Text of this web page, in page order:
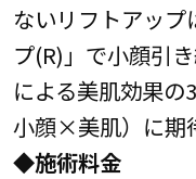
ないリフトアップ
プ(R)」で小顔引
による美肌効果
小顔×美肌）に期
◆施術料金